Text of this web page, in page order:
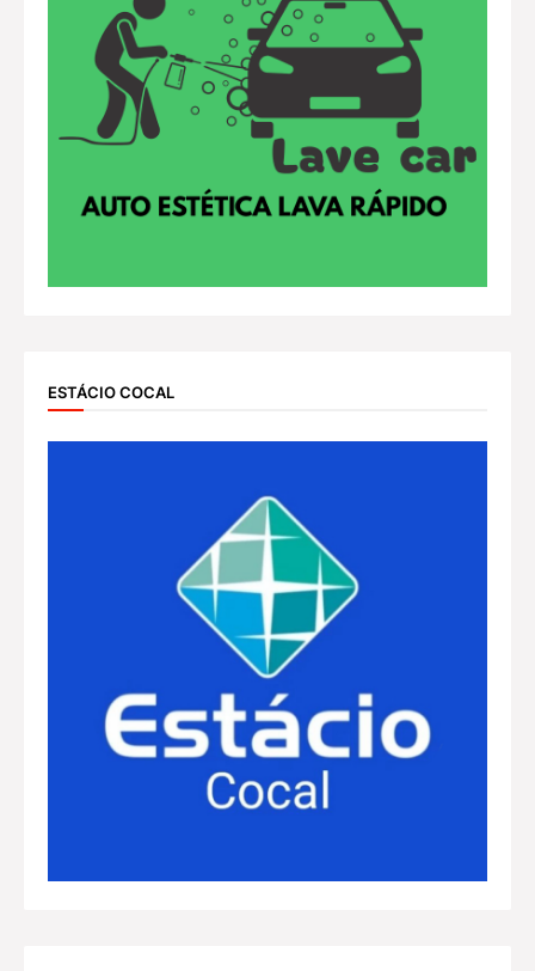
ESTÁCIO COCAL